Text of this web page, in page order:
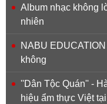
Album nhạc không
nhiên
NABU
không
''Dân Tộc Quán'' -
hiệu ẩm thực Việt